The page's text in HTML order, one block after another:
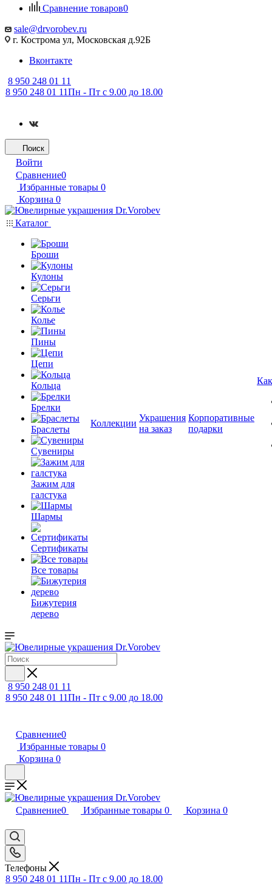
Сравнение товаров0
sale@drvorobev.ru
г. Кострома ул, Московская д.92Б
Вконтакте
8 950 248 01 11
8 950 248 01 11Пн - Пт с 9.00 до 18.00
Поиск
Войти
Сравнение0
Избранные товары 0
Корзина 0
Каталог
Броши
Кулоны
Серьги
Колье
Пины
Цепи
Кольца
Брелки
Браслеты
Сувениры
Зажим для
галстука
Шармы
Сертификаты
Все товары
Бижутерия
дерево
Коллекции
Украшения
на заказ
Корпоративные
подарки
8 950 248 01 11
8 950 248 01 11Пн - Пт с 9.00 до 18.00
Сравнение0
Избранные товары 0
Корзина 0
Сравнение0 Избранные товары 0 Корзина 0
Телефоны
8 950 248 01 11Пн - Пт с 9.00 до 18.00